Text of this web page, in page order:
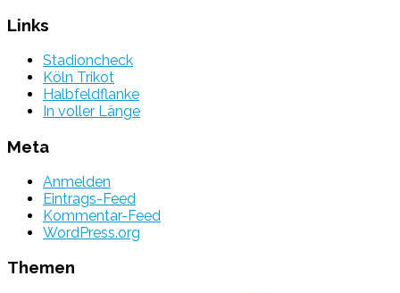
Links
Stadioncheck
Köln Trikot
Halbfeldflanke
In voller Länge
Meta
Anmelden
Eintrags-Feed
Kommentar-Feed
WordPress.org
Themen